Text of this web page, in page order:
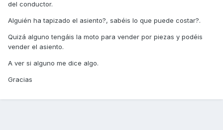
del conductor.
Alguién ha tapizado el asiento?, sabéis lo que puede costar?.
Quizá alguno tengáis la moto para vender por piezas y podéis
vender el asiento.
A ver si alguno me dice algo.
Gracias